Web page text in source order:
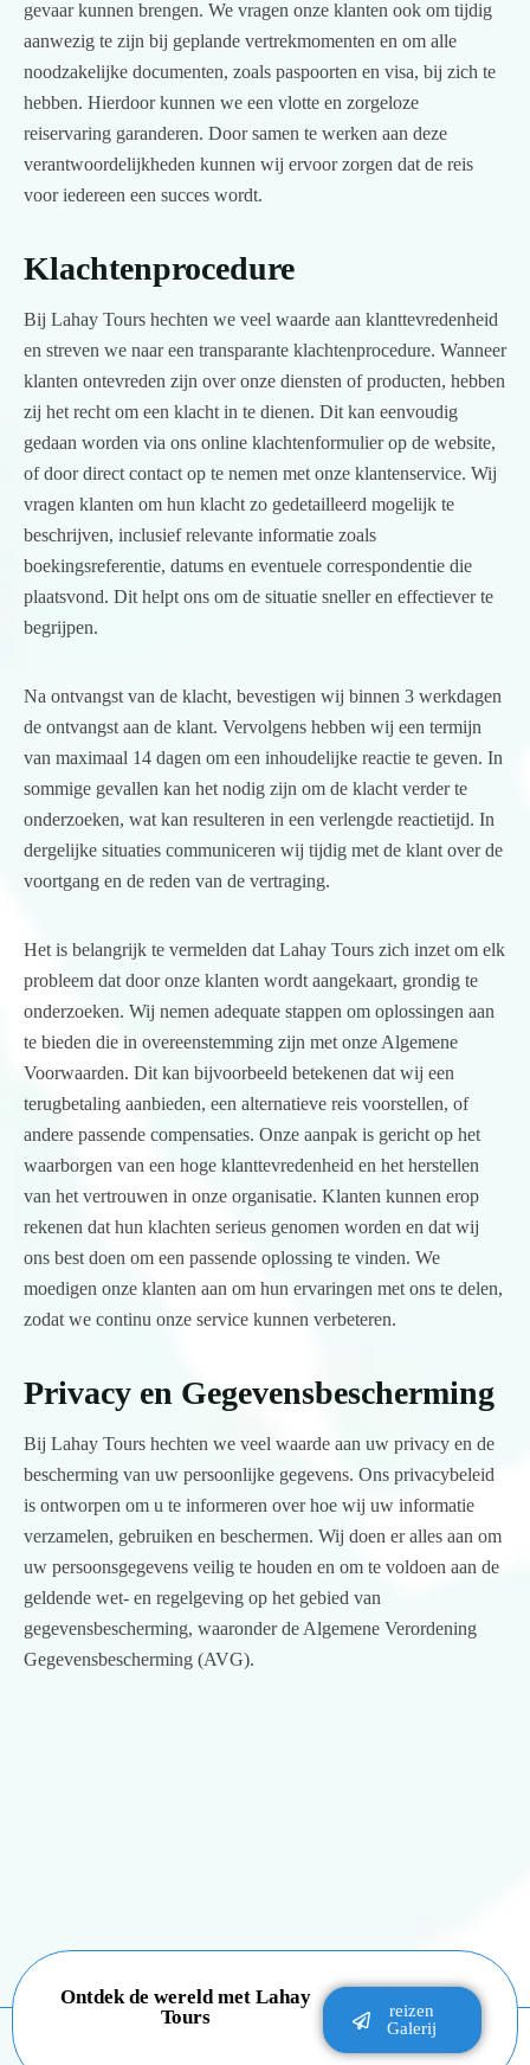
gevaar kunnen brengen. We vragen onze klanten ook om tijdig
aanwezig te zijn bij geplande vertrekmomenten en om alle
noodzakelijke documenten, zoals paspoorten en visa, bij zich te
hebben. Hierdoor kunnen we een vlotte en zorgeloze
reiservaring garanderen. Door samen te werken aan deze
verantwoordelijkheden kunnen wij ervoor zorgen dat de reis
voor iedereen een succes wordt.
Klachtenprocedure
Bij Lahay Tours hechten we veel waarde aan klanttevredenheid
en streven we naar een transparante klachtenprocedure. Wanneer
klanten ontevreden zijn over onze diensten of producten, hebben
zij het recht om een klacht in te dienen. Dit kan eenvoudig
gedaan worden via ons online klachtenformulier op de website,
of door direct contact op te nemen met onze klantenservice. Wij
vragen klanten om hun klacht zo gedetailleerd mogelijk te
beschrijven, inclusief relevante informatie zoals
boekingsreferentie, datums en eventuele correspondentie die
plaatsvond. Dit helpt ons om de situatie sneller en effectiever te
begrijpen.
Na ontvangst van de klacht, bevestigen wij binnen 3 werkdagen
de ontvangst aan de klant. Vervolgens hebben wij een termijn
van maximaal 14 dagen om een inhoudelijke reactie te geven. In
sommige gevallen kan het nodig zijn om de klacht verder te
onderzoeken, wat kan resulteren in een verlengde reactietijd. In
dergelijke situaties communiceren wij tijdig met de klant over de
voortgang en de reden van de vertraging.
Het is belangrijk te vermelden dat Lahay Tours zich inzet om elk
probleem dat door onze klanten wordt aangekaart, grondig te
onderzoeken. Wij nemen adequate stappen om oplossingen aan
te bieden die in overeenstemming zijn met onze Algemene
Voorwaarden. Dit kan bijvoorbeeld betekenen dat wij een
terugbetaling aanbieden, een alternatieve reis voorstellen, of
andere passende compensaties. Onze aanpak is gericht op het
waarborgen van een hoge klanttevredenheid en het herstellen
van het vertrouwen in onze organisatie. Klanten kunnen erop
rekenen dat hun klachten serieus genomen worden en dat wij
ons best doen om een passende oplossing te vinden. We
moedigen onze klanten aan om hun ervaringen met ons te delen,
zodat we continu onze service kunnen verbeteren.
Privacy en Gegevensbescherming
Bij Lahay Tours hechten we veel waarde aan uw privacy en de
bescherming van uw persoonlijke gegevens. Ons privacybeleid
is ontworpen om u te informeren over hoe wij uw informatie
verzamelen, gebruiken en beschermen. Wij doen er alles aan om
uw persoonsgegevens veilig te houden en om te voldoen aan de
geldende wet- en regelgeving op het gebied van
gegevensbescherming, waaronder de Algemene Verordening
Gegevensbescherming (AVG).
Ontdek de wereld met Lahay
Tours
reizen
Galerij